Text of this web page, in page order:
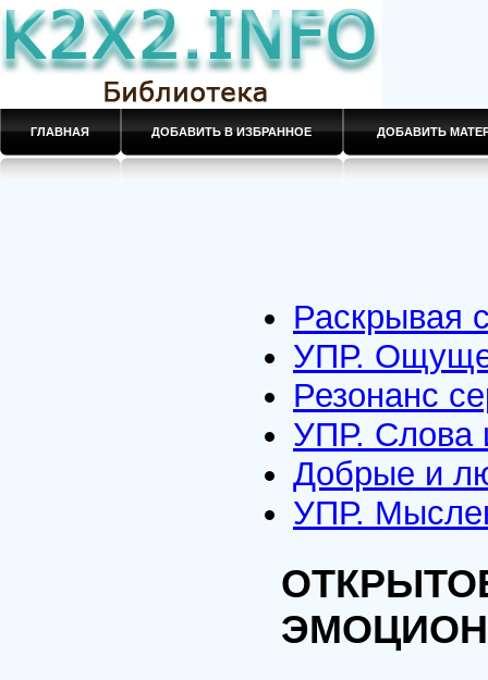
ГЛАВНАЯ ДОБАВИТЬ В ИЗБРАННОЕ ДОБАВИТЬ
Раскрывая
УПР.
Резонанс
УПР. Слова
Добрые и
УПР.